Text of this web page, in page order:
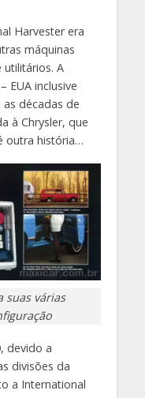
Harvester era
máquinas
utilitários. A
EUA inclusive
décadas de
à Chrysler, que
outra história…
suas várias
devido a
divisões da
a International